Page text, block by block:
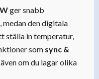
ger snabb
medan den digitala
ställa in temperatur,
som sync &
om du lagar olika